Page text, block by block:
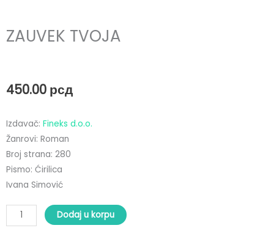
ZAUVEK TVOJA
450.00 рсд
Izdavač: Fineks d.o.o.
Žanrovi: Roman
Broj strana: 280
Pismo: Ćirilica
Ivana Simović
ZAUVEK
TVOJA
Dodaj u korpu